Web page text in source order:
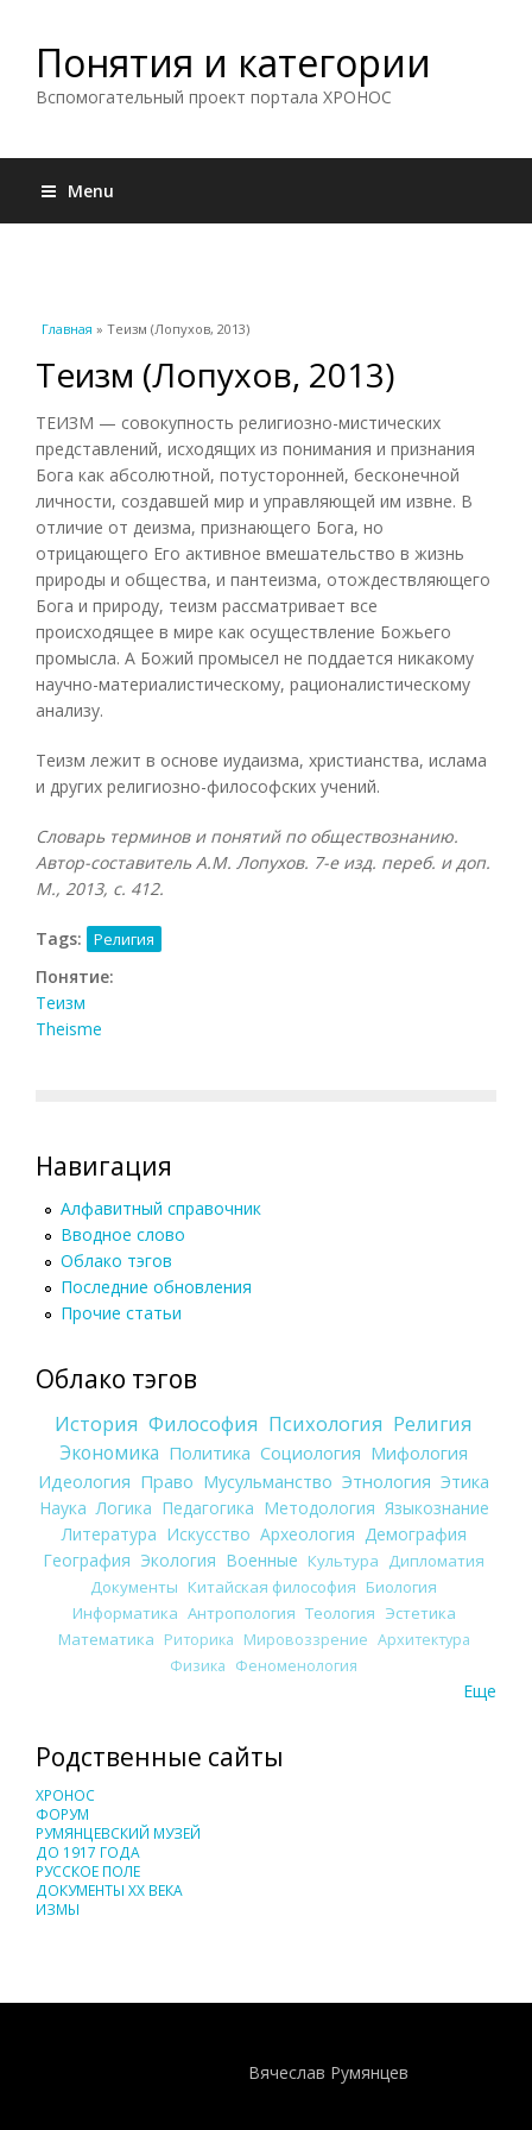
Понятия и категории
Вспомогательный проект портала ХРОНОС
Menu
Вы здесь
Главная » Теизм (Лопухов, 2013)
Теизм (Лопухов, 2013)
ТЕИЗМ — совокупность религиозно-мистических
представлений, исходящих из понимания и признания
Бога как абсолютной, потусторонней, бесконечной
личности, создавшей мир и управляющей им извне. В
отличие от деизма, признающего Бога, но
отрицающего Его активное вмешательство в жизнь
природы и общества, и пантеизма, отождествляющего
Бога и природу, теизм рассматривает все
происходящее в мире как осуществление Божьего
промысла. А Божий промысел не поддается никакому
научно-материалистическому, рационалистическому
анализу.
Теизм лежит в основе иудаизма, христианства, ислама
и других религиозно-философских учений.
Словарь терминов и понятий по обществознанию.
Автор-составитель А.М. Лопухов. 7-е изд. переб. и доп.
М., 2013, с. 412.
Tags: Религия
Понятие:
Теизм
Theisme
Навигация
Алфавитный справочник
Вводное слово
Облако тэгов
Последние обновления
Прочие статьи
Облако тэгов
История Философия Психология Религия
Экономика Политика Социология Мифология
Идеология Право Мусульманство Этнология Этика
Наука Логика Педагогика Методология Языкознание
Литература Искусство Археология Демография
География Экология Военные Культура
Дипломатия
Документы Китайская философия Биология
Информатика Антропология Теология Эстетика
Математика Риторика Мировоззрение Архитектура
Физика Феноменология
Еще
Родственные сайты
ХРОНОС
ФОРУМ
РУМЯНЦЕВСКИЙ МУЗЕЙ
ДО 1917 ГОДА
РУССКОЕ ПОЛЕ
ДОКУМЕНТЫ XX ВЕКА
ИЗМЫ
Вячеслав Румянцев